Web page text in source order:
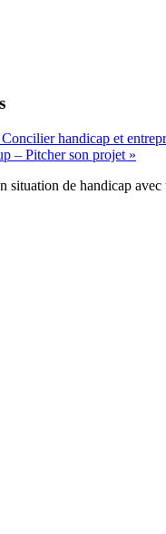
handicap et
– Pitcher son projet »
situation de handicap